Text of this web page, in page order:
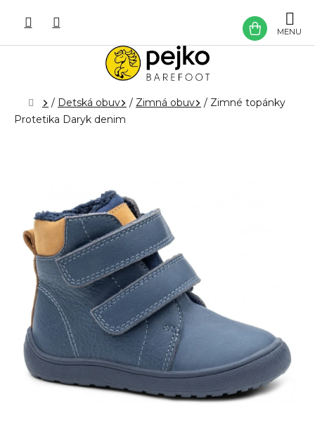
obsah
Domov
/ Detská obuv / Zimná obuv / Zimné topánky
Protetika Daryk denim